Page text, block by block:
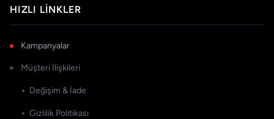
HIZLI LINKLER
Kampanyalar
Müşteri İlişkileri
Değişim & İade
Gizlilik Politikası